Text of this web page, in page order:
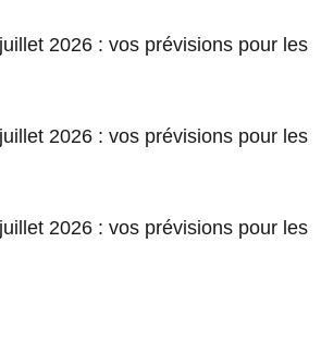
2026 : vos prévisions pour les
2026 : vos prévisions pour les
2026 : vos prévisions pour les